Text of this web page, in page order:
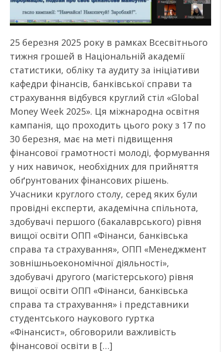
25 березня 2025 року в рамках Всесвітнього
тижня грошей в Національній академії
статистики, обліку та аудиту за ініціативи
кафедри фінансів, банківської справи та
страхування відбувся круглий стіл «Global
Money Week 2025». Ця міжнародна освітня
кампанія, що проходить цього року з 17 по
30 березня, має на меті підвищення
фінансової грамотності молоді, формування
у них навичок, необхідних для прийняття
обґрунтованих фінансових рішень.
Учасники круглого столу, серед яких були
провідні експерти, академічна спільнота,
здобувачі першого (бакалаврського) рівня
вищої освіти ОПП «Фінанси, банківська
справа та страхування», ОПП «Менеджмент
зовнішньоекономічної діяльності»,
здобувачі другого (магістерського) рівня
вищої освіти ОПП «Фінанси, банківська
справа та страхування» і представники
студентського наукового гуртка
«Фінансист», обговорили важливість
фінансової освіти в […]